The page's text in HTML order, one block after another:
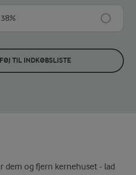
TIL INDKØBSLISTE
dem og fjern kernehuset - lad